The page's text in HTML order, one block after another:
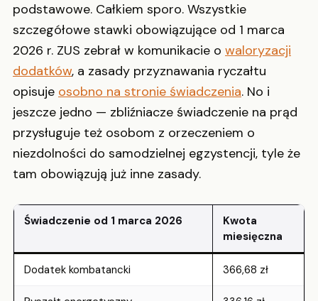
podstawowe. Całkiem sporo. Wszystkie
szczegółowe stawki obowiązujące od 1 marca
2026 r. ZUS zebrał w komunikacie o waloryzacji
dodatków, a zasady przyznawania ryczałtu
opisuje osobno na stronie świadczenia. No i
jeszcze jedno — zbliźniacze świadczenie na prąd
przysługuje też osobom z orzeczeniem o
niezdolności do samodzielnej egzystencji, tyle że
tam obowiązują już inne zasady.
Świadczenie od 1 marca 2026
Kwota
miesięczna
Dodatek kombatancki 366,68 zł